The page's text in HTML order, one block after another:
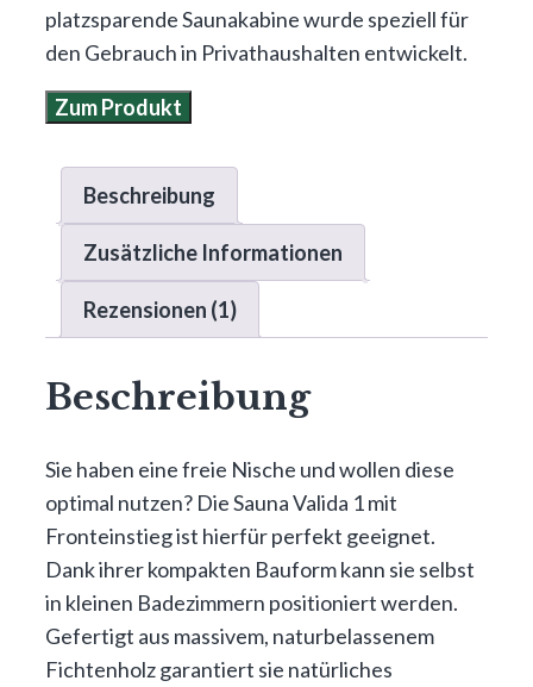
platzsparende Saunakabine wurde speziell für
den Gebrauch in Privathaushalten entwickelt.
Zum Produkt
Beschreibung
Zusätzliche Informationen
Rezensionen (1)
Beschreibung
Sie haben eine freie Nische und wollen diese
optimal nutzen? Die Sauna Valida 1 mit
Fronteinstieg ist hierfür perfekt geeignet.
Dank ihrer kompakten Bauform kann sie selbst
in kleinen Badezimmern positioniert werden.
Gefertigt aus massivem, naturbelassenem
Fichtenholz garantiert sie natürliches